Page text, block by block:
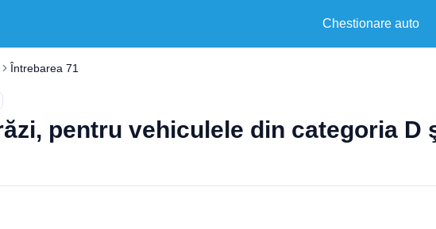
Chestionare auto
Întrebarea 71
pentru vehiculele din categoria D